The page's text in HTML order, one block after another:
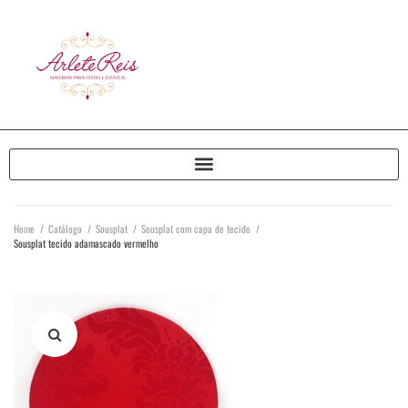
Home / Catálogo / Sousplat / Sousplat com capa de tecido /
Sousplat tecido adamascado vermelho